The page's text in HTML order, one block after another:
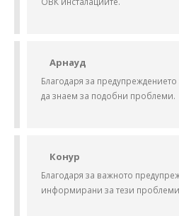
Арнауд
Благодаря за
да знаем за подобни проблеми.
Конур
Благодаря за важното
информирани за тези